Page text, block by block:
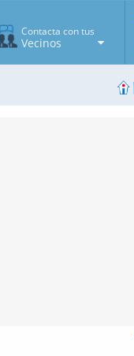
Contacta con tus
Vecinos